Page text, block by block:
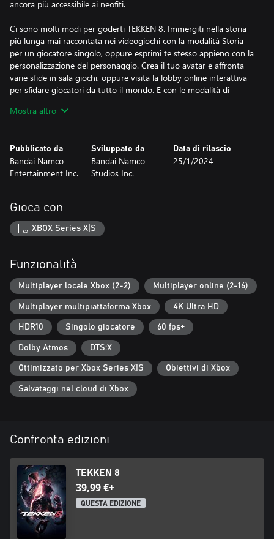
ancora più accessibile ai neofiti.
Ci sono molti modi per goderti TEKKEN 8. Immergiti nella storia
più lunga mai raccontata nei videogiochi con la modalità Storia
per un giocatore singolo, oppure esprimi te stesso appieno con la
personalizzazione del personaggio. Crea il tuo avatar e affronta
varie sfide in sala giochi, oppure visita la lobby online interattiva
per sfidare giocatori da tutto il mondo. E con le modalità di
nell'azione.
Fantasma o quello di altri giocatori, che imparano lo stile di
combattimento di un giocatore grazie alla tecnologia IA. Inoltre,
puoi guardare le ripetizioni delle battaglie per ricevere consigli e
Oltre a questa edizione, sono disponibili anche: Advanced Edition,
Deluxe Edition Stagione 2 e Ultimate Edition Stagione 2.
Attenzione agli acquisti doppi.
Mostra altro
Pubblicato da
Bandai Namco
Entertainment Inc.
Sviluppato da
Bandai Namco
Studios Inc.
Data di rilascio
25/1/2024
Gioca con
XBOX Series X|S
Funzionalità
Multiplayer locale Xbox (2-2) Multiplayer online (2-16)
Multiplayer multipiattaforma Xbox 4K Ultra HD
HDR10 Singolo giocatore 60 fps+
Dolby Atmos DTS:X
Ottimizzato per Xbox Series X|S Obiettivi di Xbox
Salvataggi nel cloud di Xbox
Confronta edizioni
TEKKEN 8
39,99 €+
QUESTA EDIZIONE